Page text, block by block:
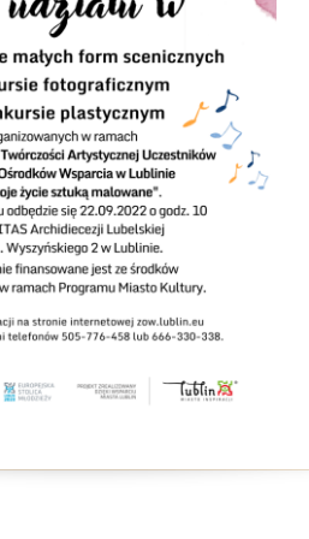
Centrum Dziennego
Pobytu nr 4
Dom Senior+
Kluby Seniora
Klub Senior+
Klub Seniora Wieniawa i
Głusk
Bystrzycą